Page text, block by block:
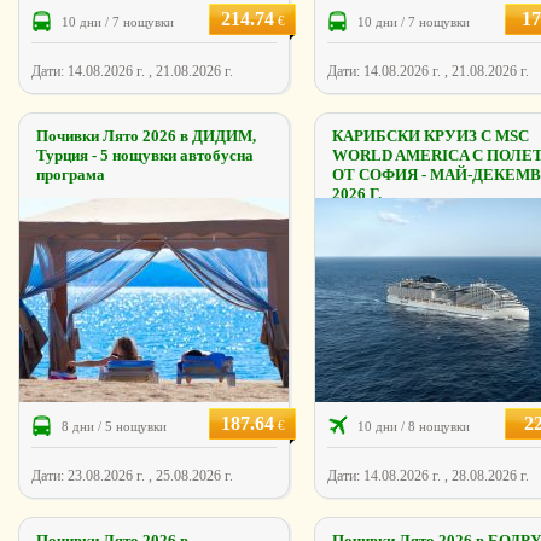
10 дни / 7 нощувки 214.74€
Дати: 14.08.2026 г. , 21.08.2026 г.
10 дни / 7 нощувки
Дати: 14.08.2026 г. , 21.08.2026 г.
Почивки Лято 2026 в ДИДИМ,
Турция - 5 нощувки автобусна
програма
8 дни / 5 нощувки 187.64€
Дати: 23.08.2026 г. , 25.08.2026 г.
КАРИБСКИ КРУИЗ С MSC
WORLD AMERICA С
ОТ СОФИЯ - МАЙ-
2026 Г.
10 дни / 8 нощувки
Дати: 14.08.2026 г. , 28.08.2026 г.